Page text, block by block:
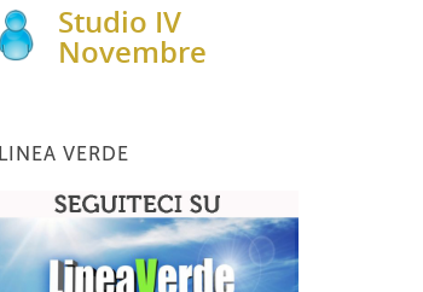
Studio IV
Novembre
LINEA VERDE